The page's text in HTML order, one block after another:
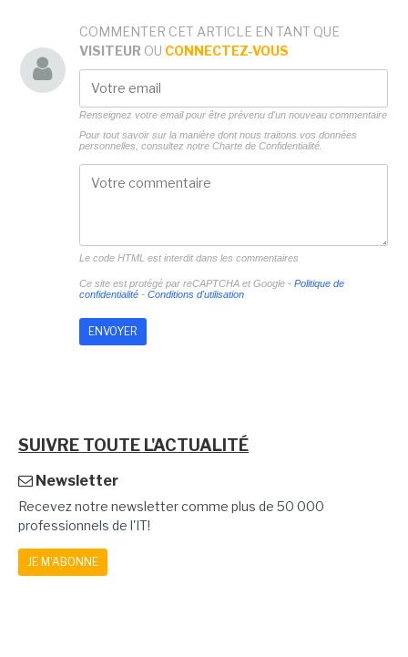
COMMENTER CET ARTICLE EN TANT QUE
VISITEUR OU CONNECTEZ-VOUS
Renseignez votre email pour être prévenu d'un nouveau commentaire
Pour tout savoir sur la manière dont nous traitons vos données
personnelles, consultez notre Charte de Confidentialité.
Le code HTML est interdit dans les commentaires
Ce site est protégé par reCAPTCHA et Google - Politique de
confidentialité- Conditions d'utilisation
SUIVRE TOUTE L'ACTUALITÉ
Newsletter
Recevez notre newsletter comme plus de 50 000
professionnels de l'IT!
JE M'ABONNE